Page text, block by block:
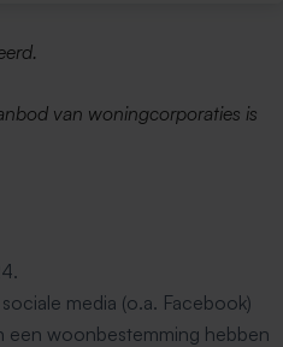
van woningcorporaties is
media (o.a. Facebook)
een woonbestemming hebben